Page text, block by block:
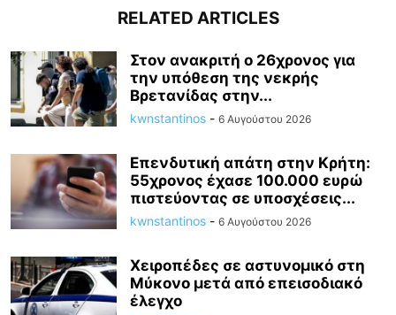
RELATED ARTICLES
Στον ανακριτή ο 26χρονος για
την υπόθεση της νεκρής
Βρετανίδας στην...
kwnstantinos - 6 Αυγούστου 2026
Επενδυτική απάτη στην Κρήτη:
55χρονος έχασε 100.000 ευρώ
πιστεύοντας σε υποσχέσεις...
kwnstantinos - 6 Αυγούστου 2026
Χειροπέδες σε αστυνομικό στη
Μύκονο μετά από επεισοδιακό
έλεγχο